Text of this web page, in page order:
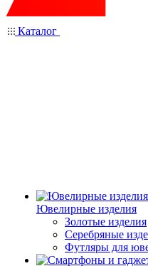
Каталог
Ювелирные изделия
Золотые изделия
Серебряные
Футляры для